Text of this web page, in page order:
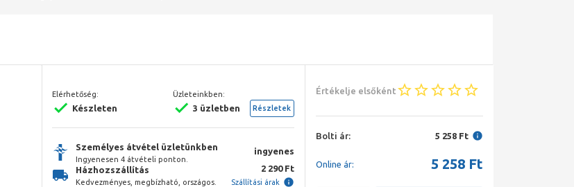
Elérhetőség:
Készleten
Üzleteinkben:
3 üzletben Részletek
Személyes átvétel üzletünkben
Ingyenesen 4 átvételi ponton.
ingyenes
Házhozszállítás
Kedvezményes, megbízható, országos.
2 290 Ft
Szállítási árak
Értékelje elsőként
Bolti ár: 5 258 Ft
Online ár: 5 258 Ft